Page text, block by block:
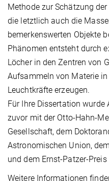
Methode zur Schätzung
die letztlich auch die
bemerkenswerten Objekte
Phänomen entsteht durch
Löcher in den Zentren von
Aufsammeln von Materie
Leuchtkräfte erzeugen.
Für Ihre Dissertation wurde
zuvor mit der Otto-Hahn-
Gesellschaft, dem
Astronomischen Union,
und dem Ernst-Patzer-
Weitere Informationen